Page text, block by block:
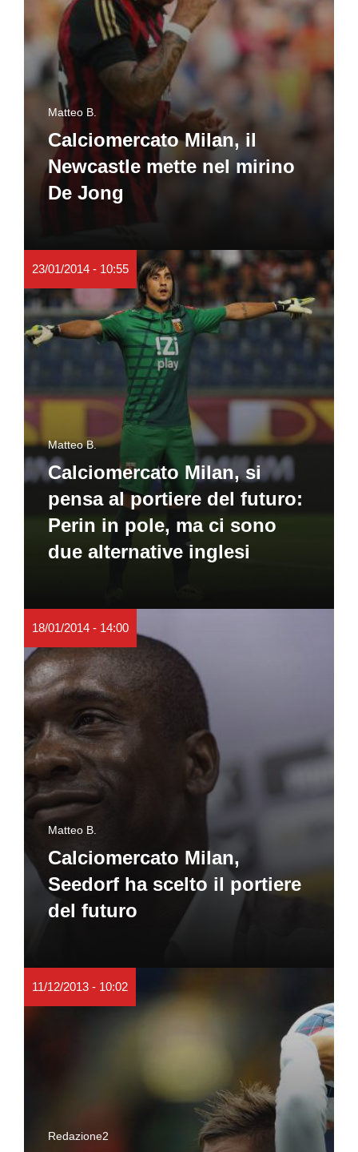
Matteo B.
Calciomercato Milan, il
Newcastle mette nel mirino
De Jong
23/01/2014 - 10:55
Matteo B.
Calciomercato Milan, si
pensa al portiere del futuro:
Perin in pole, ma ci sono
due alternative inglesi
18/01/2014 - 14:00
Matteo B.
Calciomercato Milan,
Seedorf ha scelto il portiere
del futuro
11/12/2013 - 10:02
Redazione2